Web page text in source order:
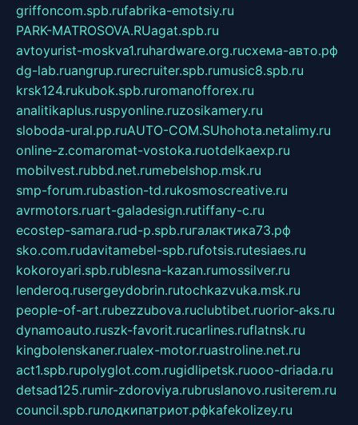
griffoncom.spb.rufabrika-emotsiy.ru
PARK-MATROSOVA.RUagat.spb.ru
avtoyurist-moskva1.ruhardware.org.ruсхема-авто.рф
dg-lab.ruangrup.rurecruiter.spb.rumusic8.spb.ru
krsk124.rukubok.spb.ruromanofforex.ru
analitikaplus.ruspyonline.ruzosikamery.ru
sloboda-ural.pp.ruAUTO-COM.SUhohota.netalimy.ru
online-z.comaromat-vostoka.ruotdelkaexp.ru
mobilvest.rubbd.net.rumebelshop.msk.ru
smp-forum.rubastion-td.rukosmoscreative.ru
avrmotors.ruart-galadesign.rutiffany-c.ru
ecostep-samara.rud-p.spb.ruгалактика73.рф
sko.com.rudavitamebel-spb.rufotsis.rutesiaes.ru
kokoroyari.spb.rublesna-kazan.rumossilver.ru
lenderoq.rusergeydobrin.rutochkazvuka.msk.ru
people-of-art.rubezzubova.ruclubtibet.ruorior-aks.ru
dynamoauto.ruszk-favorit.rucarlines.ruflatnsk.ru
kingbolenskaner.rualex-motor.ruastroline.net.ru
act1.spb.rupolyglot.com.rugidlipetsk.ruooo-driada.ru
detsad125.rumir-zdoroviya.rubruslanovo.rusiterem.ru
council.spb.ruлодкипатриот.рфkafekolizey.ru